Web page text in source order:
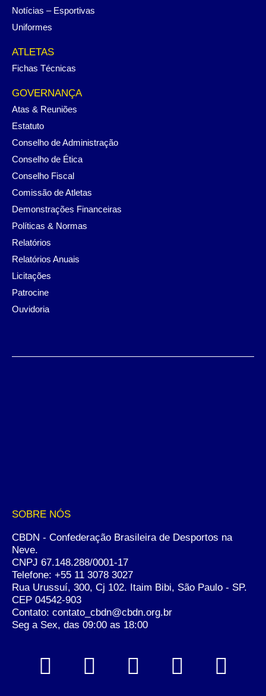
Notícias – Esportivas
Uniformes
ATLETAS
Fichas Técnicas
GOVERNANÇA
Atas & Reuniões
Estatuto
Conselho de Administração
Conselho de Ética
Conselho Fiscal
Comissão de Atletas
Demonstrações Financeiras
Políticas & Normas
Relatórios
Relatórios Anuais
Licitações
Patrocine
Ouvidoria
SOBRE NÓS
CBDN - Confederação Brasileira de Desportos na
Neve.
CNPJ 67.148.288/0001-17
Telefone: +55 11 3078 3027
Rua Urussuí, 300, Cj 102. Itaim Bibi, São Paulo - SP.
CEP 04542-903
Contato: contato_cbdn@cbdn.org.br
Seg a Sex, das 09:00 as 18:00